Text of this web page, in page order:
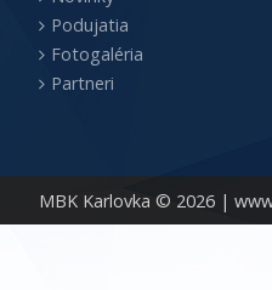
MBK Karlovka © 2026 |
Podujatia
Fotogaléria
Partneri